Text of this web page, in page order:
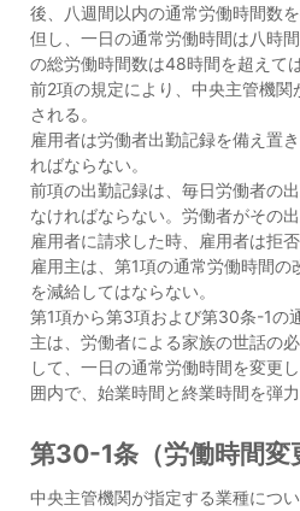
後、八週間以内の通常労働時間数
但し、一日の通常労働時間は八時
の総労働時間数は48時間を超えて
前2項の規定により、中央主管機関
される。
雇用者は労働者出勤記録を備え置
ればならない。
前項の出勤記録は、毎日労働者の
なければならない。労働者がその
雇用者に請求した時、雇用者は拒
雇用主は、第1項の通常労働時間
を減給してはならない。
第1項から第3項および第30条-1の
主は、労働者による家族の世話の
して、一日の通常労働時間を変更
囲内で、始業時間と終業時間を弾力
第30-1条（労働時間変
中央主管機関が指定する業種につ